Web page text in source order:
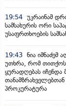
19:54 უკრაინამ
სამსახურის ორი
უსაფრთხოების
19:43 ნია იმნაძემ
უთხრა, რომ
ყურადღებას იჩენდა
პროკურატურა